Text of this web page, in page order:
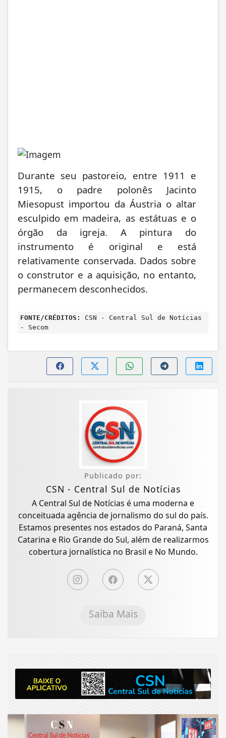
Durante seu pastoreio, entre 1911 e
1915, o padre polonês Jacinto
Miesopust importou da Áustria o altar
esculpido em madeira, as estátuas e o
órgão da igreja. A pintura do
instrumento é original e está
relativamente conservada. Dados sobre
o construtor e a aquisição, no entanto,
permanecem desconhecidos.
FONTE/CRÉDITOS:
CSN - Central Sul de Notícias
- Secom
Publicado por:
CSN - Central Sul de Notícias
A Central Sul de Notícias é uma moderna e
conceituada agência de jornalismo do sul do país.
Estamos presentes nos estados do Paraná, Santa
Catarina e Rio Grande do Sul, além de realizarmos
cobertura jornalística no Brasil e No Mundo.
Saiba Mais